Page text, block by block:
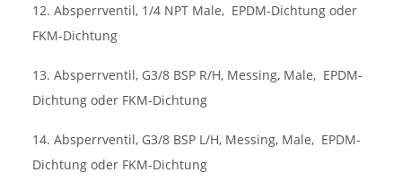
12. Absperrventil, 1/4 NPT Male, EPDM-Dichtung oder
FKM-Dichtung
13. Absperrventil, G3/8 BSP R/H, Messing, Male, EPDM-
Dichtung oder FKM-Dichtung
14. Absperrventil, G3/8 BSP L/H, Messing, Male, EPDM-
Dichtung oder FKM-Dichtung